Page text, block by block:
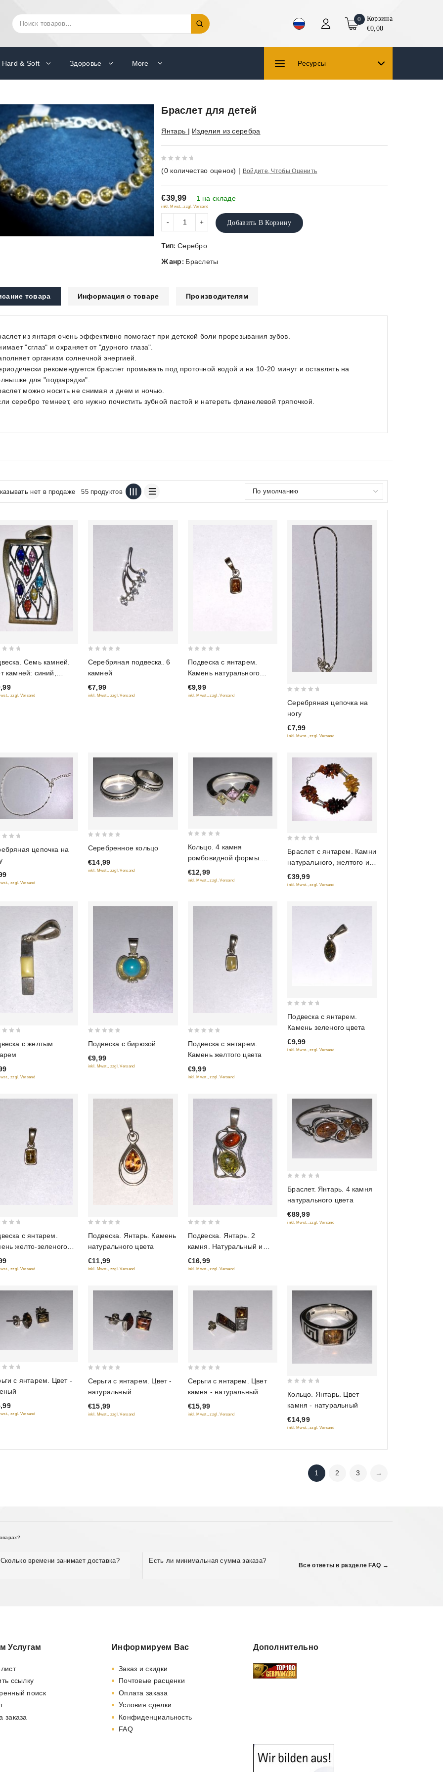
Искать: 0
Корзина
€0,00
Hard & Soft Здоровье More Ресурсы
Браслет для детей
Янтарь | Изделия из серебра
out
of
5
(0 количество оценок) | Войдите, Чтобы Оценить
€39,99 1 на складе
inkl. Mwst., zzgl. Versand
Добавить В Корзину
Тип: Серебро
Жанр: Браслеты
товара Информация о товаре Производителям
из янтаря очень эффективно помогает при детской боли прорезывания зубов.
"сглаз" и охраняет от "дурного глаза".
организм солнечной энергией.
рекомендуется браслет промывать под проточной водой и на 10-20 минут и оставлять на
для "подзарядки".
можно носить не снимая и днем и ночью.
серебро темнеет, его нужно почистить зубной пастой и натереть фланелевой тряпочкой.
нет в продаже 55 продуктов
Семь камней.
камней: синий,
малиновый,
фиолетовый,
zzgl. Versand
out
of
5
Серебряная подвеска. 6
камней
€7,99
inkl. Mwst., zzgl. Versand
out
of
5
Подвеска с янтарем.
Камень натурального
цвета
€9,99
inkl. Mwst., zzgl. Versand
out
of
5
Серебряная цепочка на
ногу
€7,99
inkl. Mwst., zzgl. Versand
цепочка на
zzgl. Versand
out
of
5
Серебренное кольцо
€14,99
inkl. Mwst., zzgl. Versand
of
5
Кольцо. 4 камня
ромбовидной формы.
Красный, зеленый,
сиреневый, желтый цвет.
€12,99
inkl. Mwst., zzgl. Versand
out
of
5
Браслет с янтарем. Камни
натурального, желтого и
красного цвета
€39,99
inkl. Mwst., zzgl. Versand
с желтым
zzgl. Versand
out
of
5
Подвеска с бирюзой
€9,99
inkl. Mwst., zzgl. Versand
out
of
5
Подвеска с янтарем.
Камень желтого цвета
€9,99
inkl. Mwst., zzgl. Versand
out
of
5
Подвеска с янтарем.
Камень зеленого цвета
€9,99
inkl. Mwst., zzgl. Versand
с янтарем.
желто-зеленого
zzgl. Versand
out
of
5
Подвеска. Янтарь. Камень
натурального цвета
€11,99
inkl. Mwst., zzgl. Versand
out
of
5
Подвеска. Янтарь. 2
камня. Натуральный и
зеленый цвет
€16,99
inkl. Mwst., zzgl. Versand
out
of
5
Браслет. Янтарь. 4 камня
натурального цвета
€89,99
inkl. Mwst., zzgl. Versand
с янтарем. Цвет -
zzgl. Versand
out
of
5
Серьги с янтарем. Цвет -
натуральный
€15,99
inkl. Mwst., zzgl. Versand
out
of
5
Серьги с янтарем. Цвет
камня - натуральный
€15,99
inkl. Mwst., zzgl. Versand
of
5
Кольцо. Янтарь. Цвет
камня - натуральный
€14,99
inkl. Mwst., zzgl. Versand
1 2 3 →
Сколько времени занимает доставка? Есть ли минимальная сумма заказа?
Все ответы в разделе FAQ →
Услугам
ссылку
поиск
заказа
Информируем Вас
Заказ и скидки
Почтовые расценки
Оплата заказа
Условия сделки
Конфиденциальность
FAQ
Дополнительно